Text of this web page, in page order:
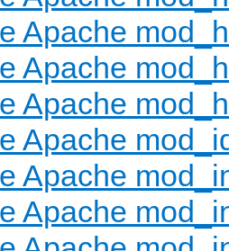
Apache
Apache
Apache
Apache
Apache
Apache